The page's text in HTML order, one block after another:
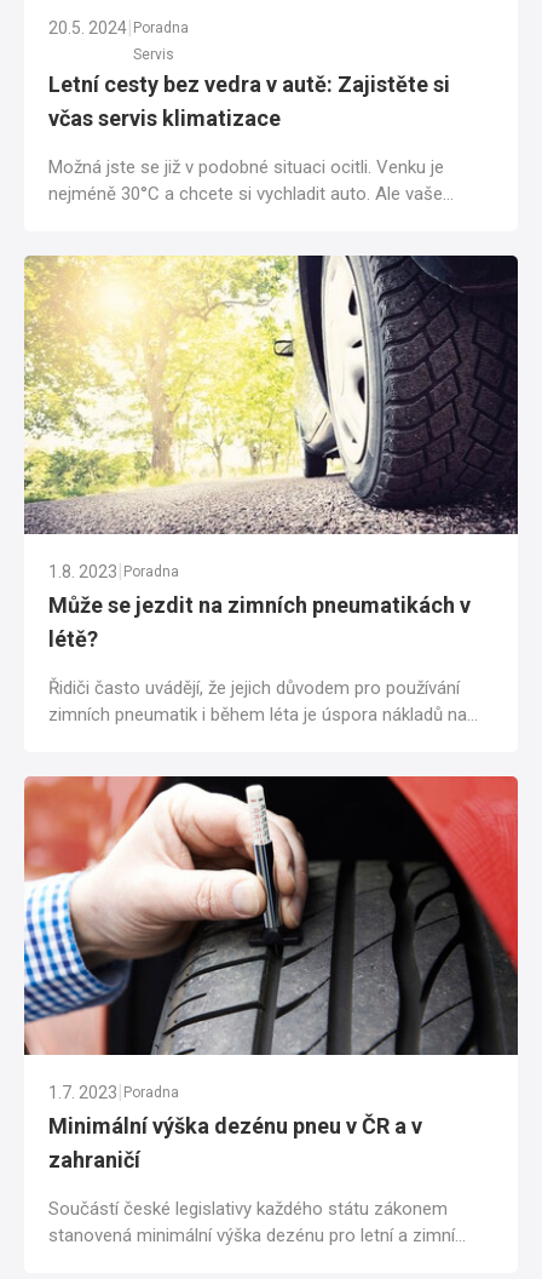
20.5. 2024 Poradna
Servis
Letní cesty bez vedra v autě: Zajistěte si
včas servis klimatizace
Možná jste se již v podobné situaci ocitli. Venku je
nejméně 30°C a chcete si vychladit auto. Ale vaše
1.8. 2023 Poradna
Může se jezdit na zimních pneumatikách v
létě?
Řidiči často uvádějí, že jejich důvodem pro používání
zimních pneumatik i během léta je úspora nákladů na
1.7. 2023 Poradna
Minimální výška dezénu pneu v ČR a v
zahraničí
Součástí české legislativy každého státu zákonem
stanovená minimální výška dezénu pro letní a zimní